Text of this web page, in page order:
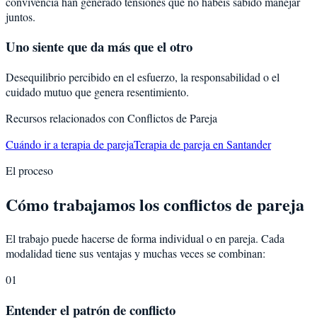
juntos.
Uno siente que da más que el otro
Desequilibrio percibido en el esfuerzo, la responsabilidad o el
cuidado mutuo que genera resentimiento.
Recursos relacionados con Conflictos de Pareja
Cuándo ir a terapia de parejaTerapia de pareja en Santander
El proceso
Cómo trabajamos los conflictos de pareja
El trabajo puede hacerse de forma individual o en pareja. Cada
modalidad tiene sus ventajas y muchas veces se combinan:
01
Entender el patrón de conflicto